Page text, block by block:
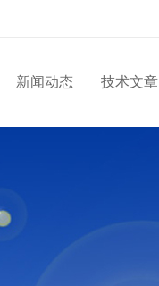
新闻动态 技术文章